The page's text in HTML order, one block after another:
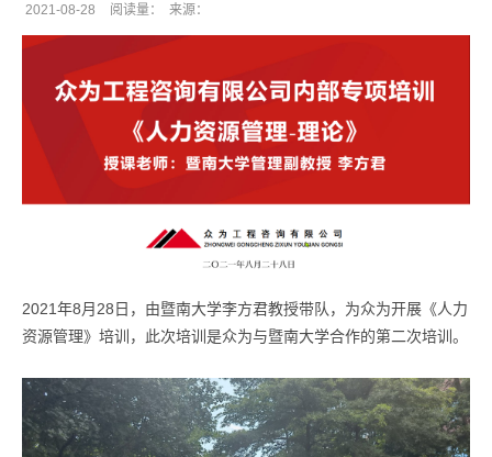
期：
2021-08-28 阅读量： 来源：
2021年8月28日，由暨南大学李方君教授带队，为众为开展《人力
资源管理》培训，此次培训是众为与暨南大学合作的第二次培训。